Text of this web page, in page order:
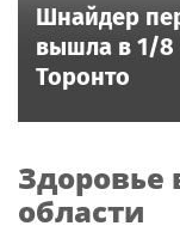
Шнайдер
вышла в 1/8
Торонто
Здоровье
области